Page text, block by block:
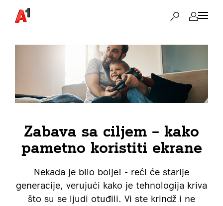
Zabava sa ciljem – kako
pametno koristiti ekrane
Nekada je bilo bolje! - reći će starije
generacije, verujući kako je tehnologija kriva
što su se ljudi otuđili. Vi ste krindž i ne